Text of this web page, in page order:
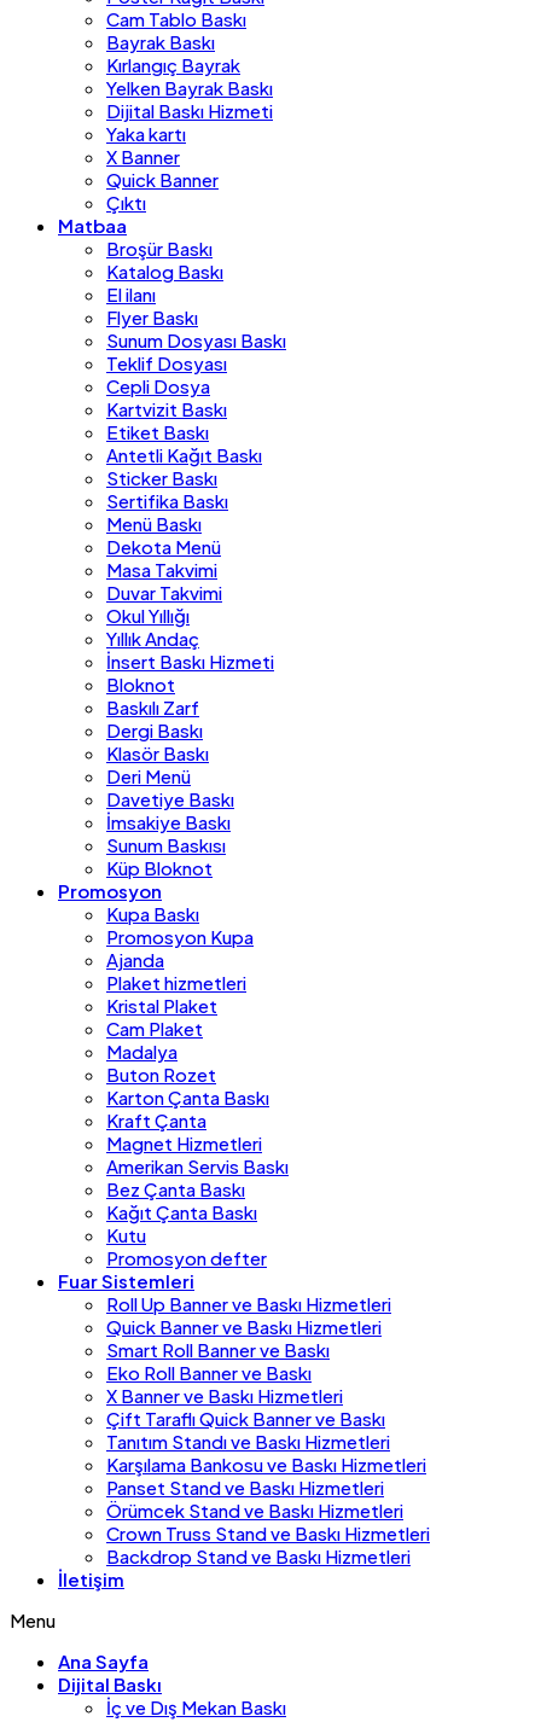
Cam Tablo Baskı
Bayrak Baskı
Kırlangıç Bayrak
Yelken Bayrak Baskı
Dijital Baskı Hizmeti
Yaka kartı
X Banner
Quick Banner
Çıktı
Matbaa
Broşür Baskı
Katalog Baskı
El ilanı
Flyer Baskı
Sunum Dosyası Baskı
Teklif Dosyası
Cepli Dosya
Kartvizit Baskı
Etiket Baskı
Antetli Kağıt Baskı
Sticker Baskı
Sertifika Baskı
Menü Baskı
Dekota Menü
Masa Takvimi
Duvar Takvimi
Okul Yıllığı
Yıllık Andaç
İnsert Baskı Hizmeti
Bloknot
Baskılı Zarf
Dergi Baskı
Klasör Baskı
Deri Menü
Davetiye Baskı
İmsakiye Baskı
Sunum Baskısı
Küp Bloknot
Promosyon
Kupa Baskı
Promosyon Kupa
Ajanda
Plaket hizmetleri
Kristal Plaket
Cam Plaket
Madalya
Buton Rozet
Karton Çanta Baskı
Kraft Çanta
Magnet Hizmetleri
Amerikan Servis Baskı
Bez Çanta Baskı
Kağıt Çanta Baskı
Kutu
Promosyon defter
Fuar Sistemleri
Roll Up Banner ve Baskı Hizmetleri
Quick Banner ve Baskı Hizmetleri
Smart Roll Banner ve Baskı
Eko Roll Banner ve Baskı
X Banner ve Baskı Hizmetleri
Çift Taraflı Quick Banner ve Baskı
Tanıtım Standı ve Baskı Hizmetleri
Karşılama Bankosu ve Baskı Hizmetleri
Panset Stand ve Baskı Hizmetleri
Örümcek Stand ve Baskı Hizmetleri
Crown Truss Stand ve Baskı Hizmetleri
Backdrop Stand ve Baskı Hizmetleri
İletişim
Menu
Ana Sayfa
Dijital Baskı
İç ve Dış Mekan Baskı